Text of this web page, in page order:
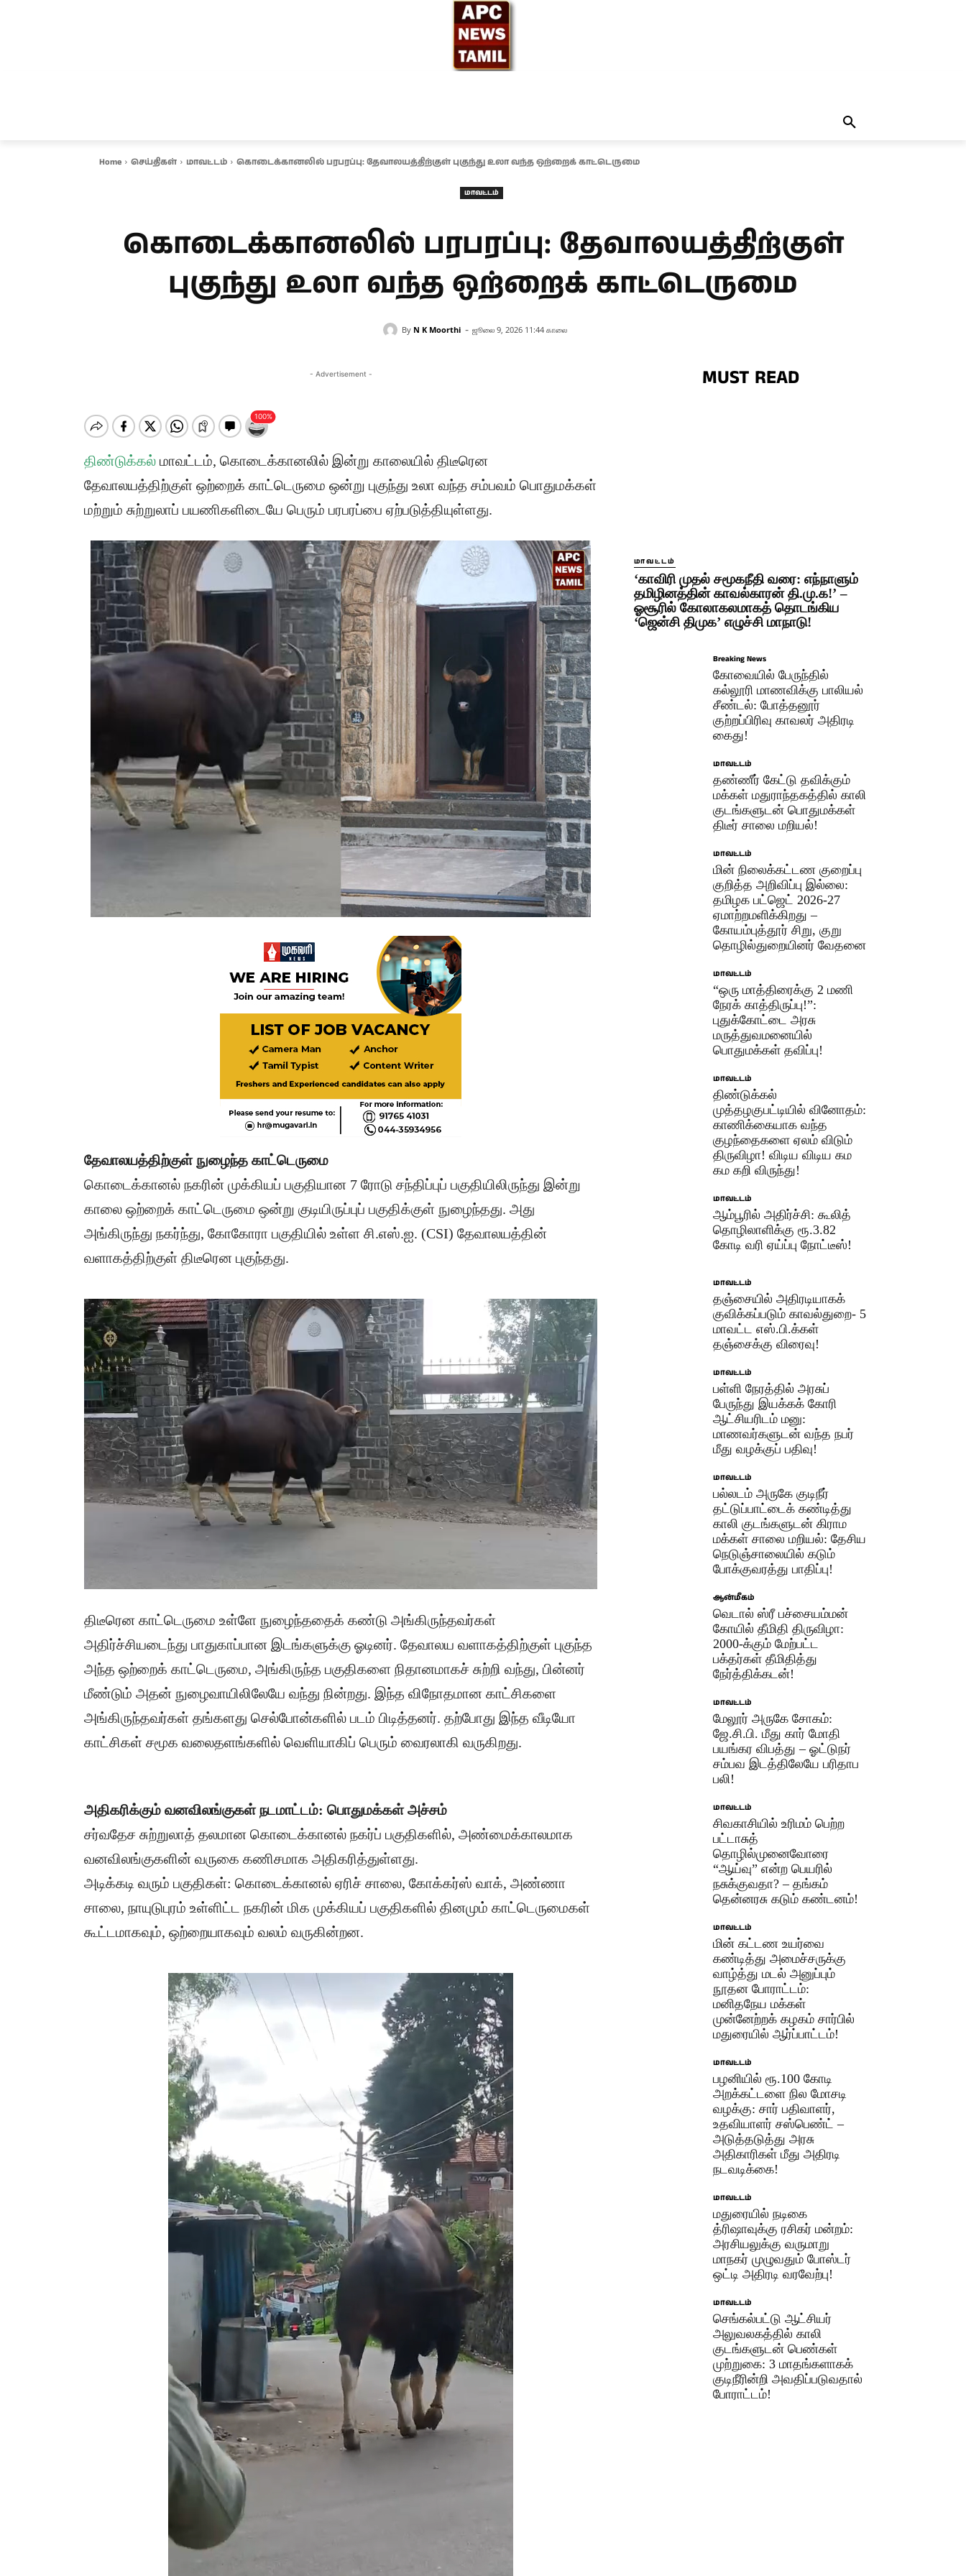
Home செய்திகள் மாவட்டம் கொடைக்கானலில் பரபரப்பு: தேவாலயத்திற்குள் புகுந்து உலா வந்த ஒற்றைக் காட்டெருமை
மாவட்டம்
கொடைக்கானலில் பரபரப்பு: தேவாலயத்திற்குள்
புகுந்து உலா வந்த ஒற்றைக் காட்டெருமை
By N K Moorthi - ஜூலை 9, 2026 11:44 காலை
- Advertisement -
திண்டுக்கல் மாவட்டம், கொடைக்கானலில் இன்று காலையில் திடீரென
தேவாலயத்திற்குள் ஒற்றைக் காட்டெருமை ஒன்று புகுந்து உலா வந்த சம்பவம் பொதுமக்கள்
மற்றும் சுற்றுலாப் பயணிகளிடையே பெரும் பரபரப்பை ஏற்படுத்தியுள்ளது.
தேவாலயத்திற்குள் நுழைந்த காட்டெருமை
​கொடைக்கானல் நகரின் முக்கியப் பகுதியான 7 ரோடு சந்திப்புப் பகுதியிலிருந்து இன்று
காலை ஒற்றைக் காட்டெருமை ஒன்று குடியிருப்புப் பகுதிக்குள் நுழைந்தது. அது
அங்கிருந்து நகர்ந்து, கோகோரா பகுதியில் உள்ள சி.எஸ்.ஐ. (CSI) தேவாலயத்தின்
வளாகத்திற்குள் திடீரென புகுந்தது.
திடீரென காட்டெருமை உள்ளே நுழைந்ததைக் கண்டு அங்கிருந்தவர்கள்
அதிர்ச்சியடைந்து பாதுகாப்பான இடங்களுக்கு ஓடினர். தேவாலய வளாகத்திற்குள் புகுந்த
அந்த ஒற்றைக் காட்டெருமை, அங்கிருந்த பகுதிகளை நிதானமாகச் சுற்றி வந்து, பின்னர்
மீண்டும் அதன் நுழைவாயிலிலேயே வந்து நின்றது. இந்த விநோதமான காட்சிகளை
அங்கிருந்தவர்கள் தங்களது செல்போன்களில் படம் பிடித்தனர். தற்போது இந்த வீடியோ
காட்சிகள் சமூக வலைதளங்களில் வெளியாகிப் பெரும் வைரலாகி வருகிறது.
அதிகரிக்கும் வனவிலங்குகள் நடமாட்டம்: பொதுமக்கள் அச்சம்
​சர்வதேச சுற்றுலாத் தலமான கொடைக்கானல் நகர்ப் பகுதிகளில், அண்மைக்காலமாக
வனவிலங்குகளின் வருகை கணிசமாக அதிகரித்துள்ளது.
​அடிக்கடி வரும் பகுதிகள்: கொடைக்கானல் ஏரிச் சாலை, கோக்கர்ஸ் வாக், அண்ணா
சாலை, நாயுடுபுரம் உள்ளிட்ட நகரின் மிக முக்கியப் பகுதிகளில் தினமும் காட்டெருமைகள்
கூட்டமாகவும், ஒற்றையாகவும் வலம் வருகின்றன.
MUST READ
மாவட்டம்
‘காவிரி முதல் சமூகநீதி வரை: எந்நாளும்
தமிழினத்தின் காவல்காரன் தி.மு.க!’ –
ஓசூரில் கோலாகலமாகத் தொடங்கிய
‘ஜென்சி திமுக’ எழுச்சி மாநாடு!
Breaking News
கோவையில் பேருந்தில்
கல்லூரி மாணவிக்கு பாலியல்
சீண்டல்: போத்தனூர்
குற்றப்பிரிவு காவலர் அதிரடி
கைது!
மாவட்டம்
தண்ணீர் கேட்டு தவிக்கும்
மக்கள் மதுராந்தகத்தில் காலி
குடங்களுடன் பொதுமக்கள்
திடீர் சாலை மறியல்!
மாவட்டம்
மின் நிலைக்கட்டண குறைப்பு
குறித்த அறிவிப்பு இல்லை:
தமிழக பட்ஜெட் 2026-27
ஏமாற்றமளிக்கிறது –
கோயம்புத்தூர் சிறு, குறு
தொழில்துறையினர் வேதனை
மாவட்டம்
“ஒரு மாத்திரைக்கு 2 மணி
நேரக் காத்திருப்பு!”:
புதுக்கோட்டை அரசு
மருத்துவமனையில்
பொதுமக்கள் தவிப்பு!
மாவட்டம்
திண்டுக்கல்
முத்தழகுபட்டியில் வினோதம்:
காணிக்கையாக வந்த
குழந்தைகளை ஏலம் விடும்
திருவிழா! விடிய விடிய கம
கம கறி விருந்து!
மாவட்டம்
ஆம்பூரில் அதிர்ச்சி: கூலித்
தொழிலாளிக்கு ரூ.3.82
கோடி வரி ஏய்ப்பு நோட்டீஸ்!
மாவட்டம்
தஞ்சையில் அதிரடியாகக்
குவிக்கப்படும் காவல்துறை- 5
மாவட்ட எஸ்.பி.க்கள்
தஞ்சைக்கு விரைவு!
மாவட்டம்
பள்ளி நேரத்தில் அரசுப்
பேருந்து இயக்கக் கோரி
ஆட்சியரிடம் மனு:
மாணவர்களுடன் வந்த நபர்
மீது வழக்குப் பதிவு!
மாவட்டம்
பல்லடம் அருகே குடிநீர்
தட்டுப்பாட்டைக் கண்டித்து
காலி குடங்களுடன் கிராம
மக்கள் சாலை மறியல்: தேசிய
நெடுஞ்சாலையில் கடும்
போக்குவரத்து பாதிப்பு!
ஆன்மீகம்
வெடால் ஸ்ரீ பச்சையம்மன்
கோயில் தீமிதி திருவிழா:
2000-க்கும் மேற்பட்ட
பக்தர்கள் தீமிதித்து
நேர்த்திக்கடன்!
மாவட்டம்
மேலூர் அருகே சோகம்:
ஜே.சி.பி. மீது கார் மோதி
பயங்கர விபத்து – ஓட்டுநர்
சம்பவ இடத்திலேயே பரிதாப
பலி!
மாவட்டம்
சிவகாசியில் உரிமம் பெற்ற
பட்டாசுத்
தொழில்முனைவோரை
“ஆய்வு” என்ற பெயரில்
நசுக்குவதா? – தங்கம்
தென்னரசு கடும் கண்டனம்!
மாவட்டம்
மின் கட்டண உயர்வை
கண்டித்து அமைச்சருக்கு
வாழ்த்து மடல் அனுப்பும்
நூதன போராட்டம்:
மனிதநேய மக்கள்
முன்னேற்றக் கழகம் சார்பில்
மதுரையில் ஆர்ப்பாட்டம்!
மாவட்டம்
பழனியில் ரூ.100 கோடி
அறக்கட்டளை நில மோசடி
வழக்கு: சார் பதிவாளர்,
உதவியாளர் சஸ்பெண்ட் –
அடுத்தடுத்து அரசு
அதிகாரிகள் மீது அதிரடி
நடவடிக்கை!
மாவட்டம்
மதுரையில் நடிகை
த்ரிஷாவுக்கு ரசிகர் மன்றம்:
அரசியலுக்கு வருமாறு
மாநகர் முழுவதும் போஸ்டர்
ஒட்டி அதிரடி வரவேற்பு!
மாவட்டம்
செங்கல்பட்டு ஆட்சியர்
அலுவலகத்தில் காலி
குடங்களுடன் பெண்கள்
முற்றுகை: 3 மாதங்களாகக்
குடிநீரின்றி அவதிப்படுவதால்
போராட்டம்!